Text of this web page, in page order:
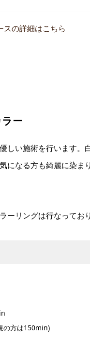
スの詳細はこちら
ー
しい施術を行います。
になる方も綺麗に染ま
リングは行なってお
の方は150min)